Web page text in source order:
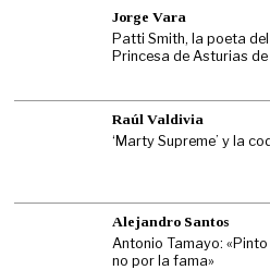
Jorge Vara
Patti Smith, la poeta
Princesa de Asturias
Raúl Valdivia
‘Marty Supreme’ y la
Alejandro Santos
Antonio Tamayo:
no por la fama»